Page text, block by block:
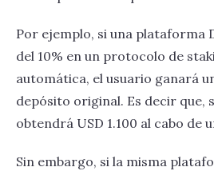
Por ejemplo, si una plataforma
del 10% en un protocolo de
automática, el usuario ganará
depósito original. Es decir que,
obtendrá USD 1.100 al cabo de
Sin embargo, si la misma